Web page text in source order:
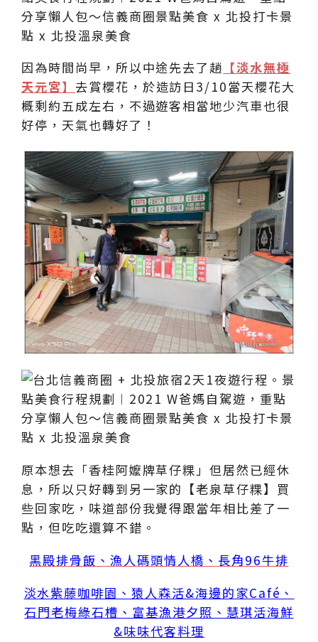
因為時間尚早，所以中途先去了趟 【淡水無極
天元宮】 去賞櫻花，於造訪日3/10當天櫻花大
概剩約五成左右，不過遊客相當地少汽車也很
好停，天氣也轉好了！
原本想去「香桂阿嬤牌草仔粿」但居然已經休
息，所以只好轉到另一家的【老泉草仔粿】買
些回家吃，味道部份我覺得跟當年相比差了一
點，但吃吃還算不錯。
黑殿排骨飯、漁人碼頭情人橋、長角96牛排
淡水紫藤咖啡園、猿人森活&海邊的家Café、
石門老梅綠石槽、富基漁港夕照、慧琪活海鮮
&味味代客料理